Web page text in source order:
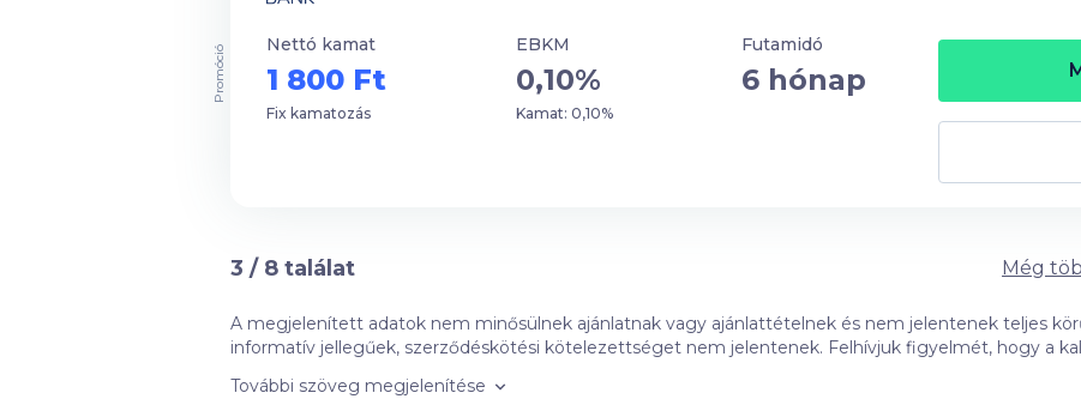
Nettó kamat
1 800 Ft
Fix kamatozás
EBKM
0,10%
Kamat: 0,10%
Futamidó
6 hónap
Promóció
3 / 8 találat Még
A megjelenített adatok nem minősülnek ajánlatnak vagy ajánlattételnek és nem jelentenek teljes
informatív jellegűek, szerződéskötési kötelezettséget nem jelentenek. Felhívjuk figyelmét, hogy a kalkulátorban szereplő banki ajánlatok
bankokkal kötött promóciós szerződés tartalma (így különösen: a promóciós díj összege, illetve a
További szöveg megjelenítése